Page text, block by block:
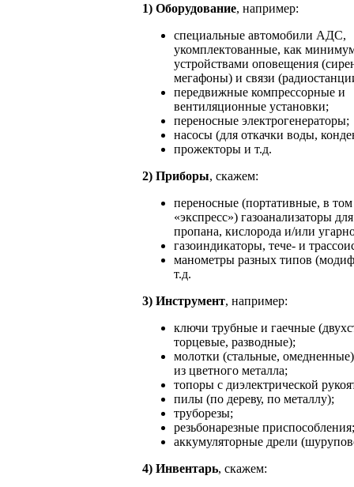
1) Оборудование, например:
специальные автомобили АДС,
укомплектованные, как
устройствами оповещения
мегафоны) и связи
передвижные компрессорные и
вентиляционные установки;
переносные электрогенераторы;
насосы (для откачки воды,
прожекторы и т.д.
2) Приборы, скажем:
переносные (портативные, в том
«экспресс») газоанализаторы
пропана, кислорода и/или
газоиндикаторы, тече- и
манометры разных типов
т.д.
3) Инструмент, например:
ключи трубные и гаечные
торцевые, разводные);
молотки (стальные,
из цветного металла;
топоры с диэлектрической
пилы (по дереву, по металлу);
труборезы;
резьбонарезные приспособления;
аккумуляторные дрели
4) Инвентарь, скажем: